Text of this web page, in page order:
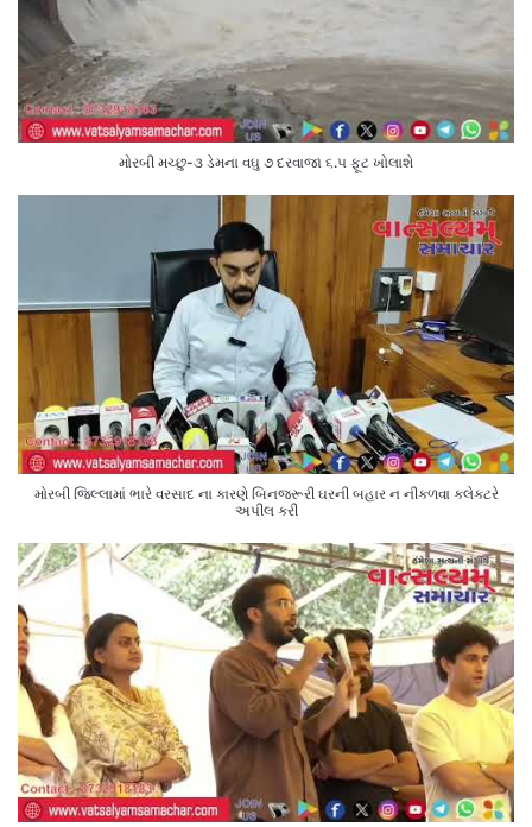
મોરબી મચ્છુ-૩ ડેમના વઘુ ૭ દરવાજા ૬.૫ ફૂટ ખોલાશે
મોરબી જિલ્લામાં ભારે વરસાદ ના કારણે બિનજરૂરી ઘરની બહાર ન નીકળવા કલેક્ટરે
અપીલ કરી